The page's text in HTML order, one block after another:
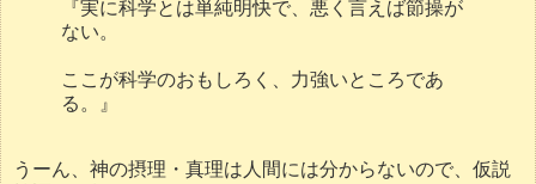
『実に科学とは単純明快で、悪く言えば節操が
ない。
ここが科学のおもしろく、力強いところであ
る。』
うーん、神の摂理・真理は人間には分からないので、仮説